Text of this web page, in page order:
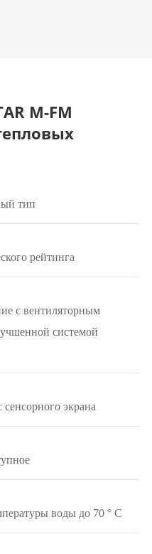
M-FM
тип
рейтинга
с вентиляторным
системой
экрана
воды до 70 ° C